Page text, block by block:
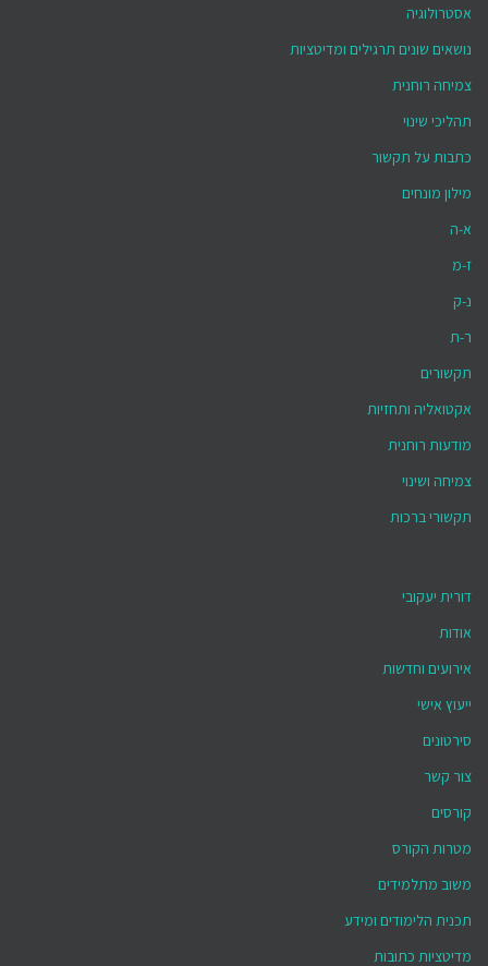
אסטרולוגיה
נושאים שונים תרגילים ומדיטציות
צמיחה רוחנית
תהליכי שינוי
כתבות על תקשור
מילון מונחים
א-ה
ז-מ
נ-ק
ר-ת
תקשורים
אקטואליה ותחזיות
מודעות רוחנית
צמיחה ושינוי
תקשורי ברכות
דורית יעקובי
אודות
אירועים וחדשות
ייעוץ אישי
סירטונים
צור קשר
קורסים
מטרות הקורס
משוב מתלמידים
תכנית הלימודים ומידע
מדיטציות כתובות